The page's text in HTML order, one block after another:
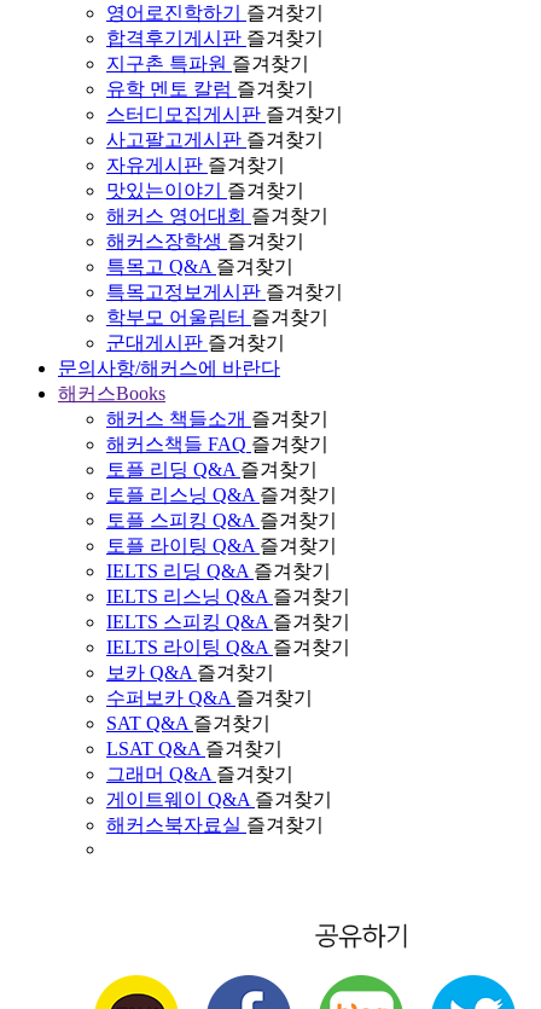
영어로진학하기
즐겨찾기
합격후기게시판 즐겨찾기
지구촌 특파원 즐겨찾기
유학 멘토 칼럼 즐겨찾기
스터디모집게시판 즐겨찾기
사고팔고게시판 즐겨찾기
자유게시판 즐겨찾기
맛있는이야기
즐겨찾기
해커스 영어대회 즐겨찾기
해커스장학생 즐겨찾기
특목고 Q&A 즐겨찾기
특목고정보게시판 즐겨찾기
학부모 어울림터 즐겨찾기
군대게시판 즐겨찾기
문의사항/해커스에 바란다
해커스Books
해커스 책들소개 즐겨찾기
해커스책들 FAQ 즐겨찾기
토플 리딩 Q&A 즐겨찾기
토플 리스닝 Q&A 즐겨찾기
토플 스피킹 Q&A 즐겨찾기
토플 라이팅 Q&A 즐겨찾기
IELTS 리딩 Q&A 즐겨찾기
IELTS 리스닝 Q&A 즐겨찾기
IELTS 스피킹 Q&A 즐겨찾기
IELTS 라이팅 Q&A 즐겨찾기
보카 Q&A 즐겨찾기
수퍼보카 Q&A 즐겨찾기
SAT Q&A 즐겨찾기
LSAT Q&A 즐겨찾기
그래머 Q&A 즐겨찾기
게이트웨이 Q&A 즐겨찾기
해커스북자료실 즐겨찾기